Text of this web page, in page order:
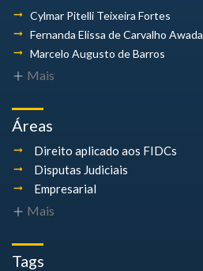
Cylmar Pitelli Teixeira Fortes
Fernanda Elissa de Carvalho Awada
Marcelo Augusto de Barros
Mais
Áreas
Direito aplicado aos FIDCs
Disputas Judiciais
Empresarial
Mais
Tags